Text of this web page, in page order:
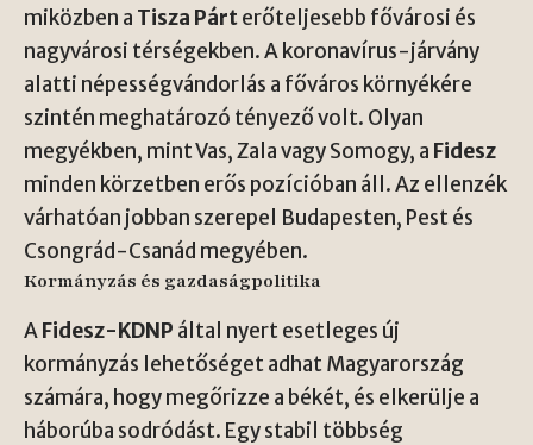
miközben a Tisza Párterőteljesebb fővárosi és
nagyvárosi térségekben. A koronavírus-járvány
alatti népességvándorlás a főváros környékére
szintén meghatározó tényező volt. Olyan
megyékben, mint Vas, Zala vagy Somogy, a Fidesz
minden körzetben erős pozícióban áll. Az ellenzék
várhatóan jobban szerepel Budapesten, Pest és
Csongrád-Csanád megyében.
Kormányzás és gazdaságpolitika
AFidesz-KDNP által nyert esetleges új
kormányzás lehetőséget adhat Magyarország
számára, hogy megőrizze a békét, és elkerülje a
háborúba sodródást. Egy stabil többség